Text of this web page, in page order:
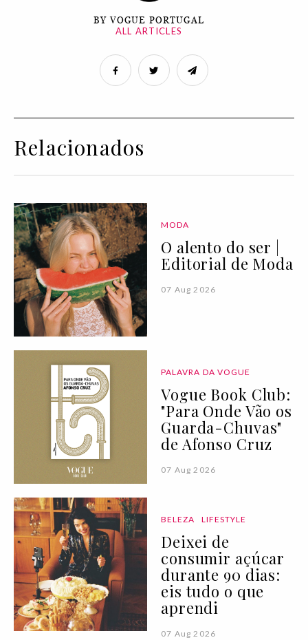
BY VOGUE PORTUGAL
ALL ARTICLES
Relacionados
MODA
O alento do ser |
Editorial de Moda
07 Aug 2026
PALAVRA DA VOGUE
Vogue Book Club:
"Para Onde Vão os
Guarda-Chuvas"
de Afonso Cruz
07 Aug 2026
BELEZA LIFESTYLE
Deixei de
consumir açúcar
durante 90 dias:
eis tudo o que
aprendi
07 Aug 2026